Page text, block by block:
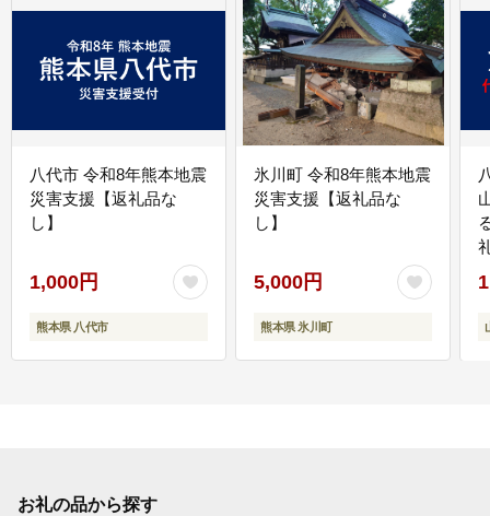
八代市 令和8年熊本地震
災害支援【返礼品な
し】
1,000円
熊本県 八代市
氷川町 令和8年熊本地震
災害支援【返礼品な
し】
5,000円
熊本県 氷川町
お礼の品から探す